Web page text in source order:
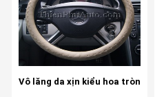
Vô lăng da xịn kiểu hoa tròn